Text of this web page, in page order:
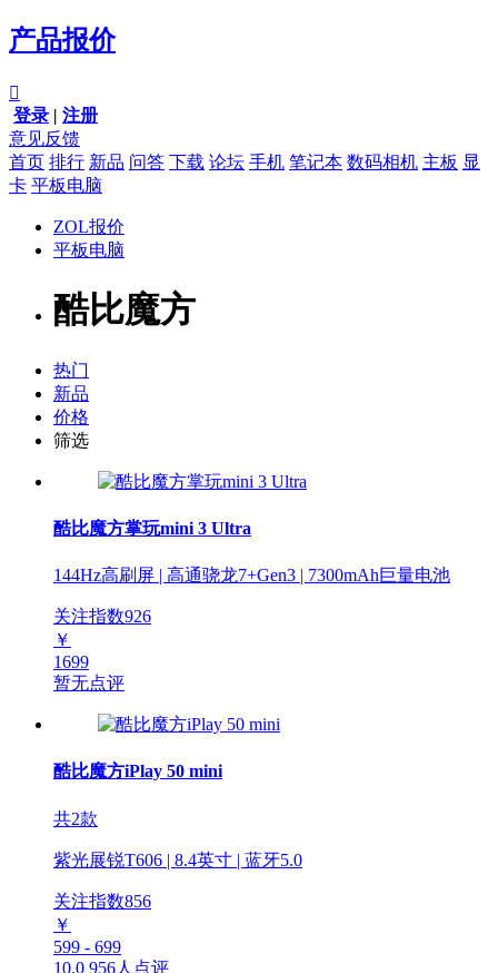
产品报价

登录 | 注册
意见反馈
首页 排行 新品 问答 下载 论坛 手机 笔记本 数码相机 主板 显
卡 平板电脑
ZOL报价
平板电脑
酷比魔方
热门
新品
价格
筛选
酷比魔方掌玩mini 3 Ultra
144Hz高刷屏 | 高通骁龙7+Gen3 | 7300mAh巨量电池
关注指数926
￥
1699
暂无点评
酷比魔方iPlay 50 mini
共2款
紫光展锐T606 | 8.4英寸 | 蓝牙5.0
关注指数856
￥
599 - 699
10.0 956人点评